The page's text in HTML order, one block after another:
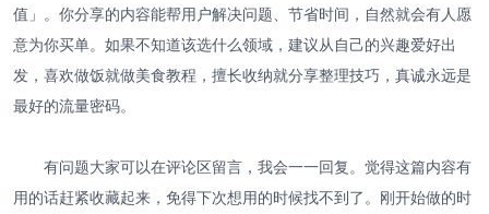
值」。你分享的内容能帮用户解决问题、节省时间，自然就会有人愿
意为你买单。如果不知道该选什么领域，建议从自己的兴趣爱好出
发，喜欢做饭就做美食教程，擅长收纳就分享整理技巧，真诚永远是
最好的流量密码。
有问题大家可以在评论区留言，我会一一回复。觉得这篇内容有
用的话赶紧收藏起来，免得下次想用的时候找不到了。刚开始做的时